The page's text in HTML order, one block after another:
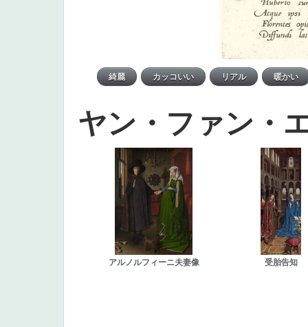
ヤン・ファン・
アルノルフィーニ夫妻像 受胎告知